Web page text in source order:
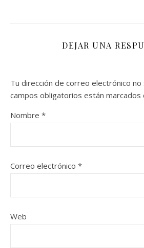
DEJAR UNA
Tu dirección de correo electrónico no
campos obligatorios están marcados
Nombre *
Correo electrónico *
Web